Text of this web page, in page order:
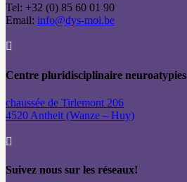
Tel: +32 (0) 85 60 01 90
Email: info@dys-moi.be

Centre pluridisciplinaire neuroatypies
chaussée de Tirlemont 206
4520 Antheit (Wanze – Huy)

Suivez nous sur les réseaux!